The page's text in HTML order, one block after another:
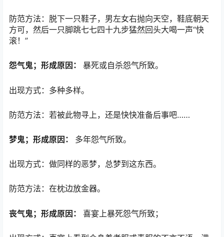
防范方法：脱下一只鞋子，男左女右抛向天空，鞋底朝天
方可，然后一只脚跳七七四十九步猛然回头大喝一声“快
滚！”
怨气鬼；形成原因： 暴死或自杀怨气所致。
出现方式：多种多样。
防范方法：若被此物寻上，还是快快准备后事吧……
梦鬼；形成原因： 多年怨气所致。
出现方式：做同样的恶梦，总梦到这东西。
防范方法：在枕边放金器。
丧气鬼；形成原因： 喜宴上暴死怨气所致；